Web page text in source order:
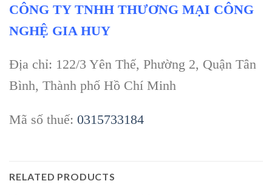
CÔNG TY TNHH THƯƠNG MẠI CÔNG
NGHỆ GIA HUY
Địa chỉ: 122/3 Yên Thế, Phường 2, Quận Tân
Bình, Thành phố Hồ Chí Minh
Mã số thuế: 0315733184
RELATED PRODUCTS